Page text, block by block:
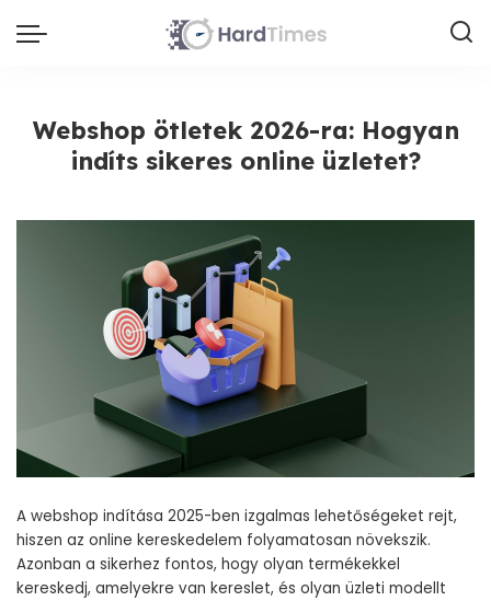
Webshop ötletek 2026-ra: Hogyan
indíts sikeres online üzletet?
A webshop indítása 2025-ben izgalmas lehetőségeket rejt,
hiszen az online kereskedelem folyamatosan növekszik.
Azonban a sikerhez fontos, hogy olyan termékekkel
kereskedj, amelyekre van kereslet, és olyan üzleti modellt